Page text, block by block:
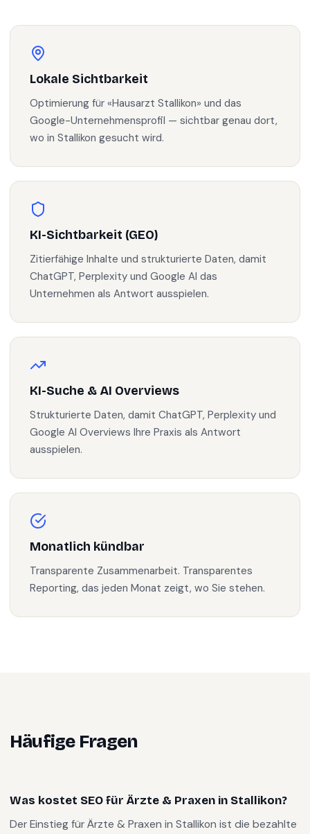
Lokale Sichtbarkeit
Optimierung für «Hausarzt Stallikon» und das
Google-Unternehmensprofil — sichtbar genau dort,
wo in Stallikon gesucht wird.
KI-Sichtbarkeit (GEO)
Zitierfähige Inhalte und strukturierte Daten, damit
ChatGPT, Perplexity und Google AI das
Unternehmen als Antwort ausspielen.
KI-Suche & AI Overviews
Strukturierte Daten, damit ChatGPT, Perplexity und
Google AI Overviews Ihre Praxis als Antwort
ausspielen.
Monatlich kündbar
Transparente Zusammenarbeit. Transparentes
Reporting, das jeden Monat zeigt, wo Sie stehen.
Häufige Fragen
Was kostet SEO für Ärzte & Praxen in Stallikon?
Der Einstieg für Ärzte & Praxen in Stallikon ist die bezahlte